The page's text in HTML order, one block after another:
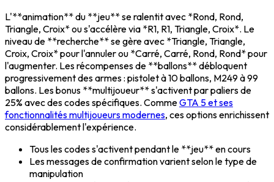
L'**animation** du **jeu** se ralentit avec *Rond, Rond,
Triangle, Croix* ou s'accélère via *R1, R1, Triangle, Croix*. Le
niveau de **recherche** se gère avec *Triangle, Triangle,
Croix, Croix* pour l'annuler ou *Carré, Carré, Rond, Rond* pour
l'augmenter. Les récompenses de **ballons** débloquent
progressivement des armes : pistolet à 10 ballons, M249 à 99
ballons. Les bonus **multijoueur** s'activent par paliers de
25% avec des codes spécifiques. CommeGTA 5 et ses
fonctionnalités multijoueurs modernes, ces options enrichissent
considérablement l'expérience.
Tous les codes s'activent pendant le **jeu** en cours
Les messages de confirmation varient selon le type de
manipulation